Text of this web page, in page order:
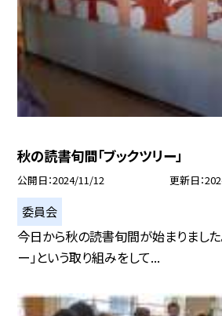
秋の読書旬間「ブックツリー」
公開日 2024/11/12 更新日
委員会
今日から秋の読書旬間が始まりました
ー」という取り組みをして...